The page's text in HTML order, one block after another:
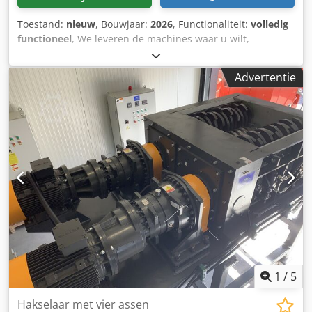
Toestand: nieuw, Bouwjaar: 2026, Functionaliteit: volledig
functioneel, We leveren de machines waar u wilt,
installeren deze als u wenst in overleg. Optioneel: RVS
afvoerelement, RVS opslagsilo, blower, pijpen ca 3 meter.
Dedpfx Ajg Ainqjcdokr Maalmolen 1000 serie 45 kW, 3 x 10
messen set of uw wens 5 x 2 rotor configuratie (afgebeeld
heavy duty rotor set en Standaard 3x2 set) 2 x stators
zeefdek uw verzoek Product afvoer en opslag in diverse
mogelijkheden in combinatie extra gunstig geprijsd Motor
vermogen aanpasbaar. Andere aanpassingen
bespreekbaar zoals bv een rotor aanpassing meer messen
bv. 5 rijen messen of heavy duty uitvoering Aflevering in
overleg. Bel of mail ons voor overleg of als u vragen heeft,
gaarne reageren met uw naam, bedrijfsnaam, en juist
telefoonnummer. zonder deze juiste gegevens kan RSS
Recycling Shredders en Solutions niet reageren.
Advertentie
1 / 5
Hakselaar met vier assen